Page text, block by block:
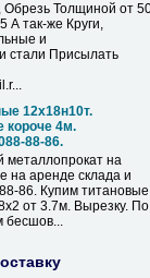
Толщиной от
А так-же Круги,
и
стали Присылать
12х18н10т.
короче 4м.
88-86.
на
на аренде склада и
86. Купим титановые
от 3.7м. Вырезку. По
бесшов...